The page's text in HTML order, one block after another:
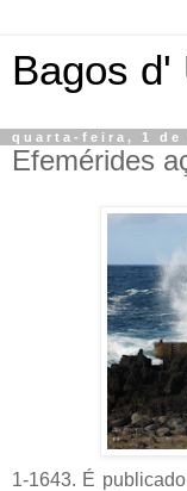
Bagos d'
quarta-feira, 1 de
Efemérides
1-1643. É